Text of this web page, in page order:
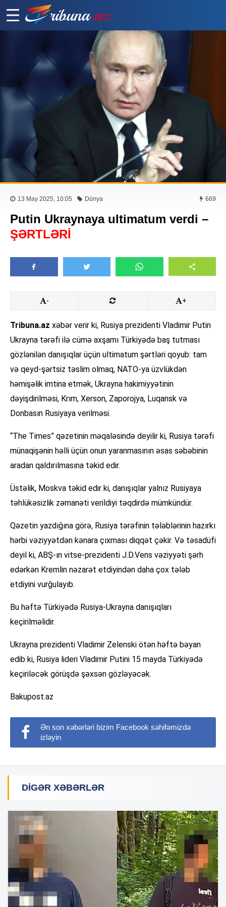
13 May 2025, 10:05 Dünya 669
Putin Ukraynaya ultimatum verdi –
ŞƏRTLƏRİ
- +
Tribuna.az xəbər verir ki, Rusiya prezidenti Vladimir Putin
Ukrayna tərəfi ilə cümə axşamı Türkiyədə baş tutması
gözlənilən danışıqlar üçün ultimatum şərtləri qoyub: tam
və qeyd-şərtsiz təslim olmaq, NATO-ya üzvlükdən
həmişəlik imtina etmək, Ukrayna hakimiyyətinin
dəyişdirilməsi, Krım, Xerson, Zaporojya, Luqansk və
Donbasın Rusiyaya verilməsi.
“The Times” qəzetinin məqaləsində deyilir ki, Rusiya tərəfi
münaqişənin həlli üçün onun yaranmasının əsas səbəbinin
aradan qaldırılmasına təkid edir.
Üstəlik, Moskva təkid edir ki, danışıqlar yalnız Rusiyaya
təhlükəsizlik zəmanəti verildiyi təqdirdə mümkündür.
Qəzetin yazdığına görə, Rusiya tərəfinin tələblərinin hazırkı
hərbi vəziyyətdən kənara çıxması diqqət çəkir. Və təsadüfi
deyil ki, ABŞ-ın vitse-prezidenti J.D.Vens vəziyyəti şərh
edərkən Kremlin nəzarət etdiyindən daha çox tələb
etdiyini vurğulayıb.
Bu həftə Türkiyədə Rusiya-Ukrayna danışıqları
keçirilməlidir.
Ukrayna prezidenti Vladimir Zelenski ötən həftə bəyan
edib ki, Rusiya lideri Vladimir Putini 15 mayda Türkiyədə
keçiriləcək görüşdə şəxsən gözləyəcək.
Bakupost.az
Ən son xəbərləri bizim Facebook səhifəmizdə
izləyin
DIGƏR XƏBƏRLƏR